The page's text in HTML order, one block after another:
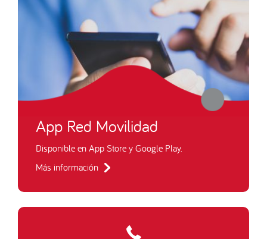
App Red Movilidad
Disponible en App Store y Google Play.
Más información